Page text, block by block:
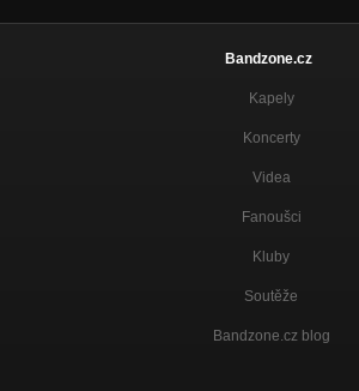
Bandzone.cz
Kapely
Koncerty
Videa
Fanoušci
Kluby
Soutěže
Bandzone.cz blog